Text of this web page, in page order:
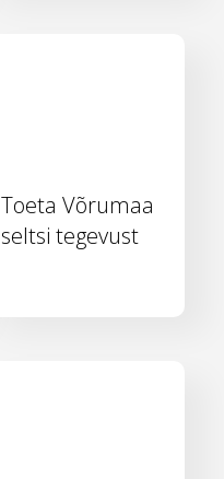
Toeta Võrumaa
seltsi tegevust